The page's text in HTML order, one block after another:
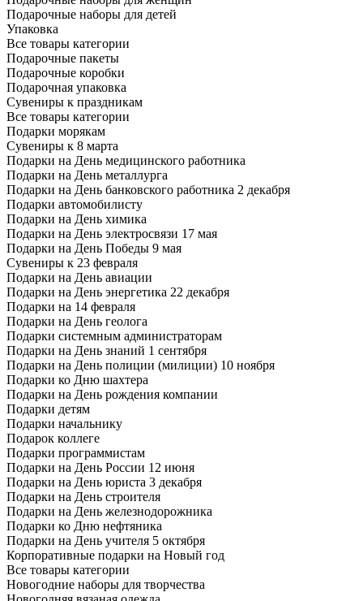
Подарочные наборы для детей
Упаковка
Все товары категории
Подарочные пакеты
Подарочные коробки
Подарочная упаковка
Сувениры к праздникам
Все товары категории
Подарки морякам
Сувениры к 8 марта
Подарки на День медицинского работника
Подарки на День металлурга
Подарки на День банковского работника 2 декабря
Подарки автомобилисту
Подарки на День химика
Подарки на День электросвязи 17 мая
Подарки на День Победы 9 мая
Сувениры к 23 февраля
Подарки на День авиации
Подарки на День энергетика 22 декабря
Подарки на 14 февраля
Подарки на День геолога
Подарки системным администраторам
Подарки на День знаний 1 сентября
Подарки на День полиции (милиции) 10 ноября
Подарки ко Дню шахтера
Подарки на День рождения компании
Подарки детям
Подарки начальнику
Подарок коллеге
Подарки программистам
Подарки на День России 12 июня
Подарки на День юриста 3 декабря
Подарки на День строителя
Подарки на День железнодорожника
Подарки ко Дню нефтяника
Подарки на День учителя 5 октября
Корпоративные подарки на Новый год
Все товары категории
Новогодние наборы для творчества